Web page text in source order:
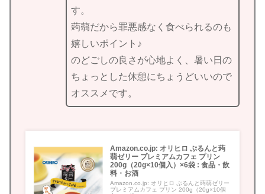
す。
蒟蒻だから罪悪感なく食べられるのも
嬉しいポイント♪
のどごしの良さが心地よく、暑い日の
ちょっとした休憩にちょうどいいので
オススメです。
Amazon.co.jp: オリヒロ ぷるんと蒟
蒻ゼリー プレミアムカフェ プリン
200g（20g×10個入）×6袋 : 食品・飲
料・お酒
Amazon.co.jp: オリヒロ ぷるんと蒟蒻ゼリー
プレミアムカフェ プリン 200g（20g×10個